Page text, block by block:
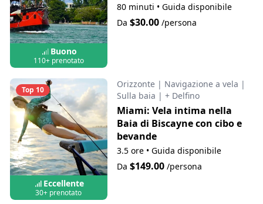
Buono
110+ prenotato
80 minuti • Guida disponibile
Da $30.00/persona
Top 10
Eccellente
30+ prenotato
Orizzonte | Navigazione a vela |
Sulla baia | + Delfino
Miami: Vela intima nella
Baia di Biscayne con cibo e
bevande
3.5 ore • Guida disponibile
Da $149.00/persona